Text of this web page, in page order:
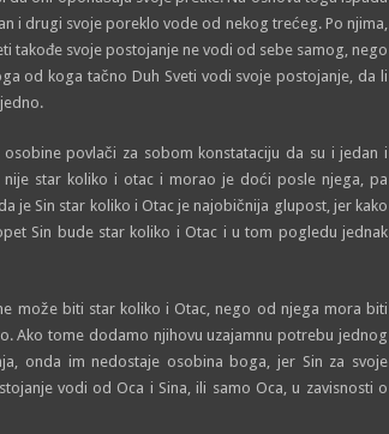
i drugi svoje poreklo vode od nekog trećeg. Po njima,
takođe svoje postojanje ne vodi od sebe samog, nego
od koga tačno Duh Sveti vodi svoje postojanje, da li
povlači za sobom konstataciju da su i jedan i
star koliko i otac i morao je doći posle njega, pa
je Sin star koliko i Otac je najobičnija glupost, jer kako
Sin bude star koliko i Otac i u tom pogledu jednak
može biti star koliko i Otac, nego od njega mora biti
Ako tome dodamo njihovu uzajamnu potrebu jednog
onda im nedostaje osobina boga, jer Sin za svoje
vodi od Oca i Sina, ili samo Oca, u zavisnosti o